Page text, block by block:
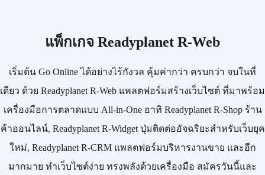
แพ็กเกจ Readyplanet R-Web
เริ่มต้น Go Onlineได้อย่างไร้กังวล คุ้มค่ากว่า ครบกว่า จบในที่
เดียว ด้วย Readyplanet R-Web แพลตฟอร์มสร้างเว็บไซต์ ที่มาพร้อม
เครื่องมือการตลาดแบบ All-in-Oneอาทิ Readyplanet R-Shopร้าน
ค้าออนไลน์, Readyplanet R-Widgetปุ่มติดต่ออัจฉริยะสำหรับเว็บยุค
ใหม่, Readyplanet R-CRMแพลตฟอร์มบริหารงานขาย และอีก
มากมาย ทำเว็บไซต์ง่าย ทรงพลังด้วยเครื่องมือ สมัครวันนี้และ